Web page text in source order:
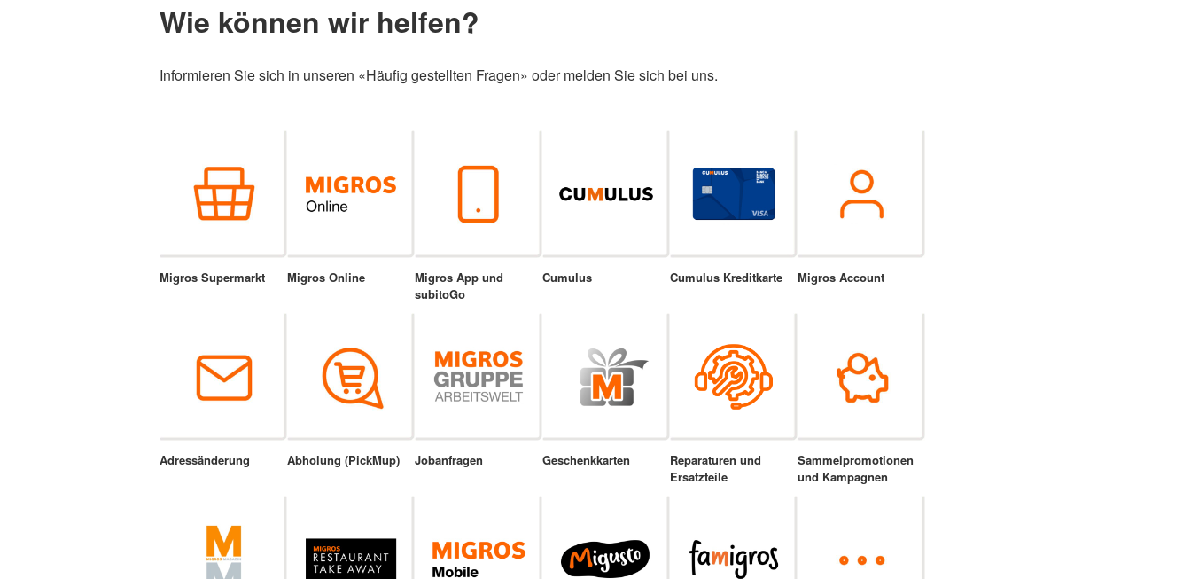
Wie können wir helfen?
Informieren Sie sich in unseren «Häufig gestellten Fragen» oder melden Sie sich bei uns.
Migros Supermarkt Migros Online
Migros App und
subitoGo
Cumulus Cumulus Kreditkarte Migros Account
Adressänderung Abholung (PickMup) Jobanfragen Geschenkkarten
Reparaturen und
Ersatzteile
Sammelpromotionen
und Kampagnen